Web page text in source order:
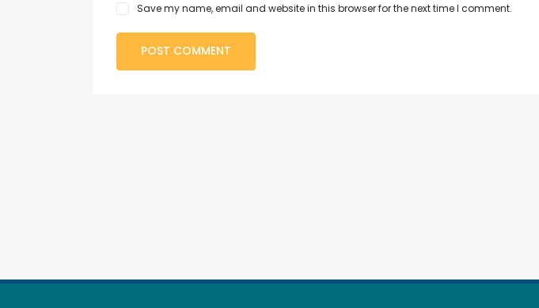
Save my name, email and website in this browser for the next time I comment.